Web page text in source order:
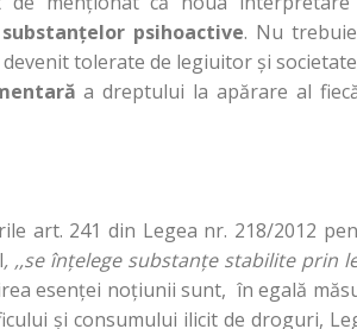
psihoactive. Nu
tolerate de legiuitor și
a dreptului la apărare al
art. 241 din Legea nr. 218/2012
, ,,se înțelege substanțe stabilite prin
esenței noțiunii sunt, în egală
și consumului ilicit de droguri,